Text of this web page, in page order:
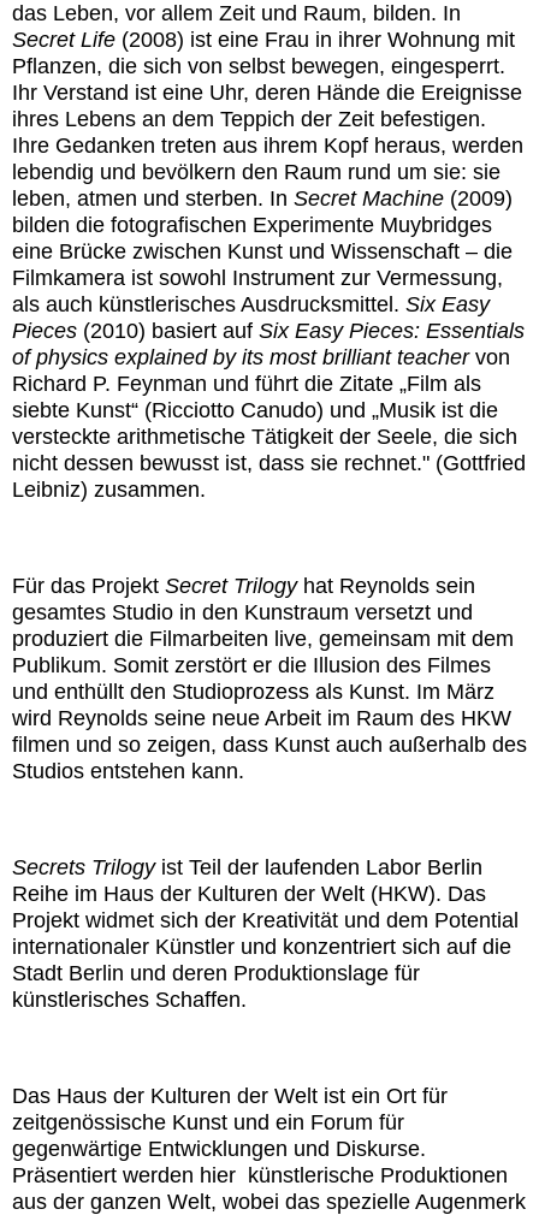
das Leben, vor allem Zeit und Raum, bilden. In
Secret Life (2008) ist eine Frau in ihrer Wohnung mit
Pflanzen, die sich von selbst bewegen, eingesperrt.
Ihr Verstand ist eine Uhr, deren Hände die Ereignisse
ihres Lebens an dem Teppich der Zeit befestigen.
Ihre Gedanken treten aus ihrem Kopf heraus, werden
lebendig und bevölkern den Raum rund um sie: sie
leben, atmen und sterben. In Secret Machine (2009)
bilden die fotografischen Experimente Muybridges
eine Brücke zwischen Kunst und Wissenschaft – die
Filmkamera ist sowohl Instrument zur Vermessung,
als auch künstlerisches Ausdrucksmittel. Six Easy
Pieces (2010) basiert auf Six Easy Pieces: Essentials
of physics explained by its most brilliant teacher von
Richard P. Feynman und führt die Zitate „Film als
siebte Kunst“ (Ricciotto Canudo) und „Musik ist die
versteckte arithmetische Tätigkeit der Seele, die sich
nicht dessen bewusst ist, dass sie rechnet." (Gottfried
Leibniz) zusammen.
Für das Projekt Secret Trilogyhat Reynolds sein
gesamtes Studio in den Kunstraum versetzt und
produziert die Filmarbeiten live, gemeinsam mit dem
Publikum. Somit zerstört er die Illusion des Filmes
und enthüllt den Studioprozess als Kunst. Im März
wird Reynolds seine neue Arbeit im Raum des HKW
filmen und so zeigen, dass Kunst auch außerhalb des
Studios entstehen kann.
Secrets Trilogyist Teil der laufenden Labor Berlin
Reihe im Haus der Kulturen der Welt (HKW). Das
Projekt widmet sich der Kreativität und dem Potential
internationaler Künstler und konzentriert sich auf die
Stadt Berlin und deren Produktionslage für
künstlerisches Schaffen.
Das Haus der Kulturen der Welt ist ein Ort für
zeitgenössische Kunst und ein Forum für
gegenwärtige Entwicklungen und Diskurse.
Präsentiert werden hier künstlerische Produktionen
aus der ganzen Welt, wobei das spezielle Augenmerk